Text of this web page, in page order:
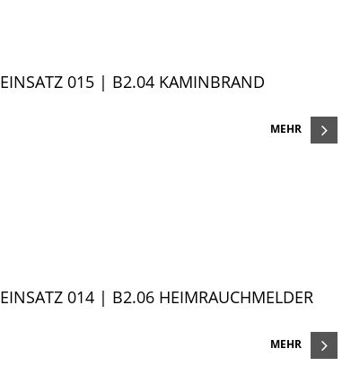
EINSATZ 015 | B2.04 KAMINBRAND
MEHR
EINSATZ 014 | B2.06 HEIMRAUCHMELDER
MEHR